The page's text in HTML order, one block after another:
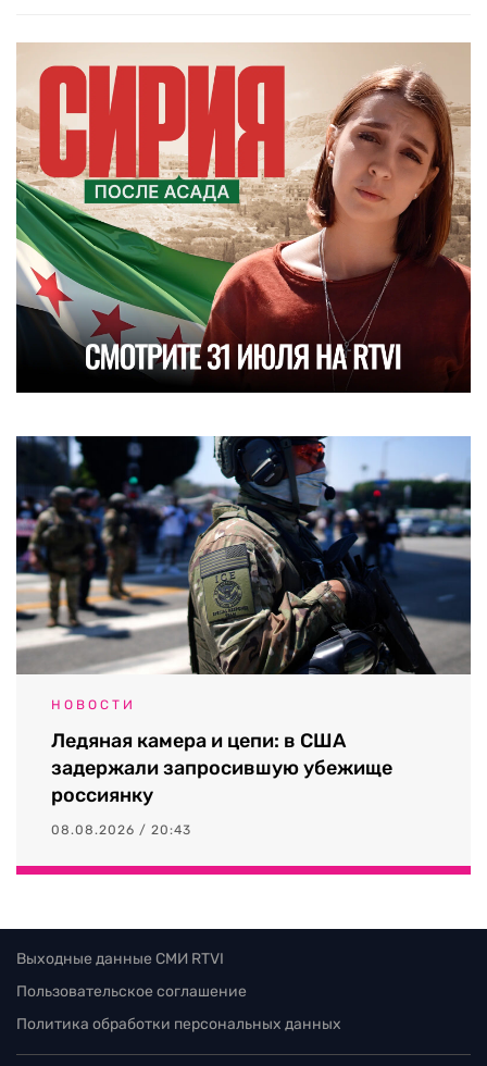
НОВОСТИ
Ледяная камера и цепи: в США
задержали запросившую убежище
россиянку
08.08.2026 / 20:43
Выходные данные СМИ RTVI
Пользовательское соглашение
Политика обработки персональных данных